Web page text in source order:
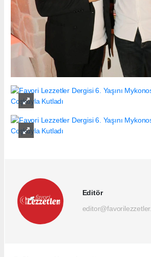
Editör